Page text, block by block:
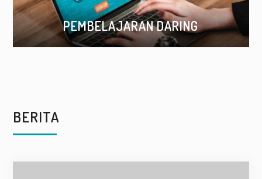
PEMBELAJARAN DARING
BERITA